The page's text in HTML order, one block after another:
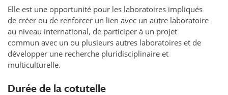
Elle est une opportunité pour les laboratoires impliqués
de créer ou de renforcer un lien avec un autre laboratoire
au niveau international, de participer à un projet
commun avec un ou plusieurs autres laboratoires et de
développer une recherche pluridisciplinaire et
multiculturelle.
Durée de la cotutelle